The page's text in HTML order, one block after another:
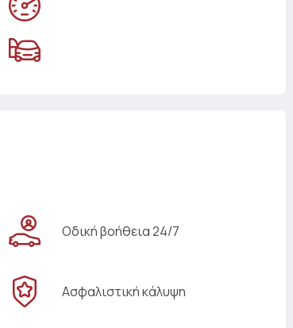
Οδική βοήθεια 24/7
Ασφαλιστική κάλυψη